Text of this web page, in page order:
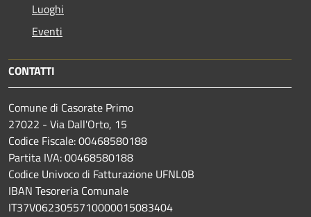
Luoghi
Eventi
CONTATTI
Comune di Casorate Primo
27022 - Via Dall'Orto, 15
Codice Fiscale: 00468580188
Partita IVA: 00468580188
Codice Univoco di Fatturazione UFNL0B
IBAN Tesoreria Comunale
IT37V0623055710000015083404